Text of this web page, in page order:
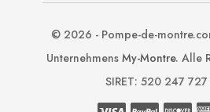
© 2026 - Pompe-de-
Unternehmens My-Montre. Alle
SIRET: 520 247